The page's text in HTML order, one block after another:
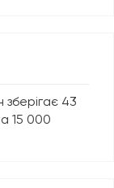
зберігає 43
15 000